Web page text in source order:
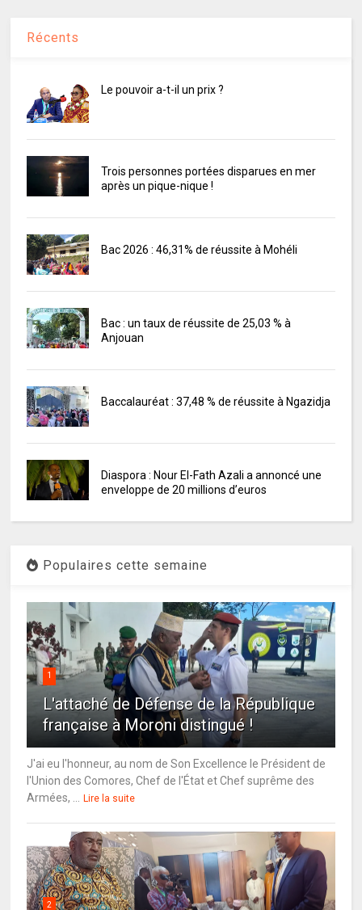
Récents
Le pouvoir a-t-il un prix ?
Trois personnes portées disparues en mer
après un pique-nique !
Bac 2026 : 46,31% de réussite à Mohéli
Bac : un taux de réussite de 25,03 % à
Anjouan
Baccalauréat : 37,48 % de réussite à Ngazidja
Diaspora : Nour El-Fath Azali a annoncé une
enveloppe de 20 millions d’euros
Populaires cette semaine
1
L'attaché de Défense de la République
française à Moroni distingué !
J'ai eu l'honneur, au nom de Son Excellence le Président de
l'Union des Comores, Chef de l'État et Chef suprême des
Armées, ...
Lire la suite
2